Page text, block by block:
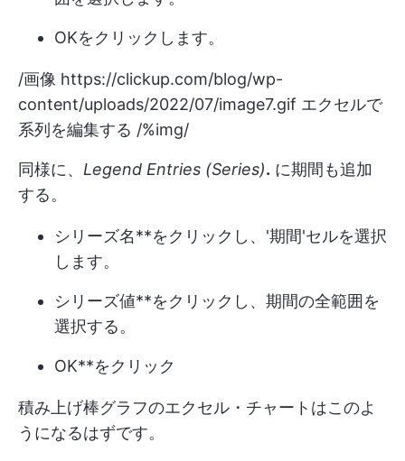
OKをクリックします。
/画像 https://clickup.com/blog/wp-
content/uploads/2022/07/image7.gif エクセルで
系列を編集する /%img/
同様に、 Legend Entries (Series). に期間も追加
する。
シリーズ名**をクリックし、'期間'セルを選択
します。
シリーズ値**をクリックし、期間の全範囲を
選択する。
OK**をクリック
積み上げ棒グラフのエクセル・チャートはこのよ
うになるはずです。